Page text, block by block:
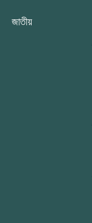
জাতীয়